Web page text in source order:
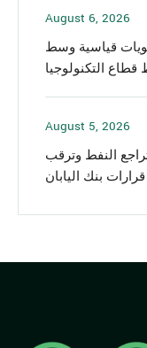
August 6, 2026
قياسية وسط
التكنولوجيا
August 5, 2026
النفط وترقب
قرارات بنك اليابان